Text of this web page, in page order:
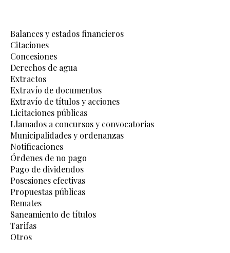
Balances y estados financieros
Citaciones
Concesiones
Derechos de agua
Extractos
Extravío de documentos
Extravío de títulos y acciones
Licitaciones públicas
Llamados a concursos y convocatorias
Municipalidades y ordenanzas
Notificaciones
Órdenes de no pago
Pago de dividendos
Posesiones efectivas
Propuestas públicas
Remates
Saneamiento de títulos
Tarifas
Otros